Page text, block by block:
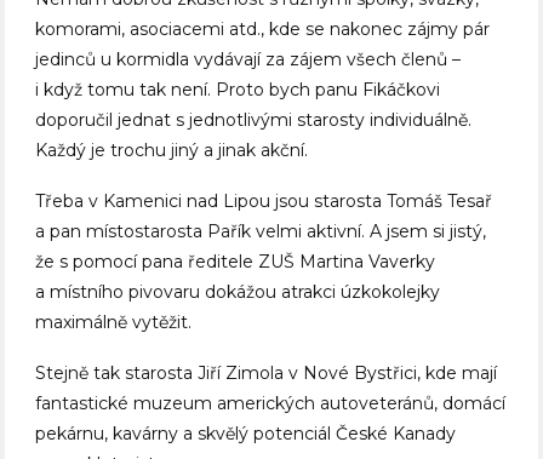
komorami, asociacemi atd., kde se nakonec zájmy pár
jedinců u kormidla vydávají za zájem všech členů –
i když tomu tak není. Proto bych panu Fikáčkovi
doporučil jednat s jednotlivými starosty individuálně.
Každý je trochu jiný a jinak akční.
Třeba v Kamenici nad Lipou jsou starosta Tomáš Tesař
a pan místostarosta Pařík velmi aktivní. A jsem si jistý,
že s pomocí pana ředitele ZUŠ Martina Vaverky
a místního pivovaru dokážou atrakci úzkokolejky
maximálně vytěžit.
Stejně tak starosta Jiří Zimola v Nové Bystřici, kde mají
fantastické muzeum amerických autoveteránů, domácí
pekárnu, kavárny a skvělý potenciál České Kanady